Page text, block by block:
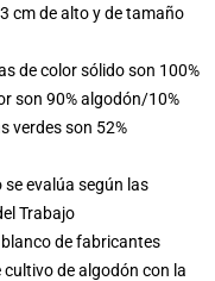
cm de alto y de tamaño
de color sólido son 100%
son 90% algodón/10%
verdes son 52%
evalúa según las
Trabajo
de fabricantes
de algodón con la